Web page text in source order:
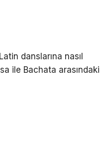
danslarına nasıl
ile Bachata arasındaki